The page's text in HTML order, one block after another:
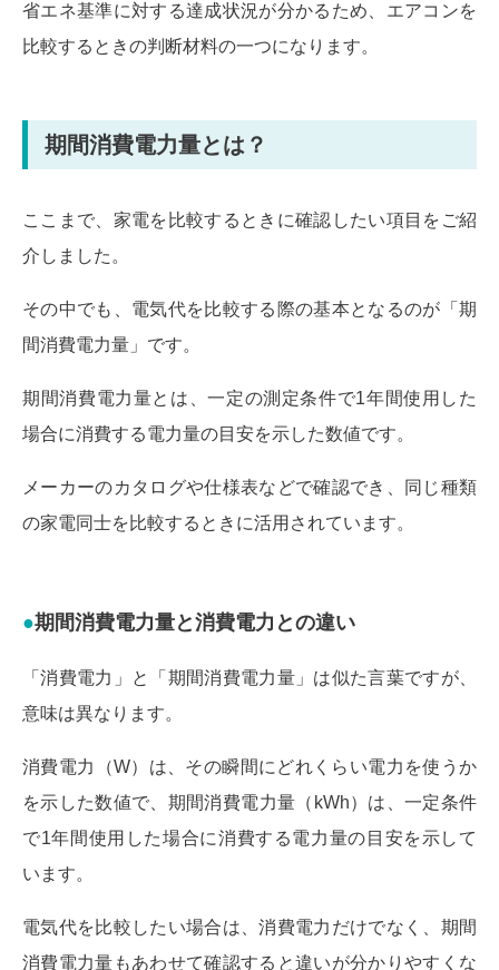
省エネ基準に対する達成状況が分かるため、エアコンを
比較するときの判断材料の一つになります。
期間消費電力量とは？
ここまで、家電を比較するときに確認したい項目をご紹
介しました。
その中でも、電気代を比較する際の基本となるのが「期
間消費電力量」です。
期間消費電力量とは、一定の測定条件で1年間使用した
場合に消費する電力量の目安を示した数値です。
メーカーのカタログや仕様表などで確認でき、同じ種類
の家電同士を比較するときに活用されています。
期間消費電力量と消費電力との違い
「消費電力」と「期間消費電力量」は似た言葉ですが、
意味は異なります。
消費電力（W）は、その瞬間にどれくらい電力を使うか
を示した数値で、期間消費電力量（kWh）は、一定条件
で1年間使用した場合に消費する電力量の目安を示して
います。
電気代を比較したい場合は、消費電力だけでなく、期間
消費電力量もあわせて確認すると違いが分かりやすくな